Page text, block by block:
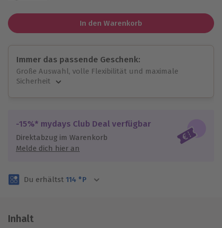
In den Warenkorb
Immer das passende Geschenk:
Große Auswahl, volle Flexibilität und maximale
Sicherheit
Jeder Gutschein für alle Erlebnisse einlösbar.
Maximale Sicherheit
3 Jahre gültig & verlängerbar.
-15%* mydays Club Deal verfügbar
Direktabzug im Warenkorb
Melde dich hier an
Du erhältst 114 °P
Inhalt